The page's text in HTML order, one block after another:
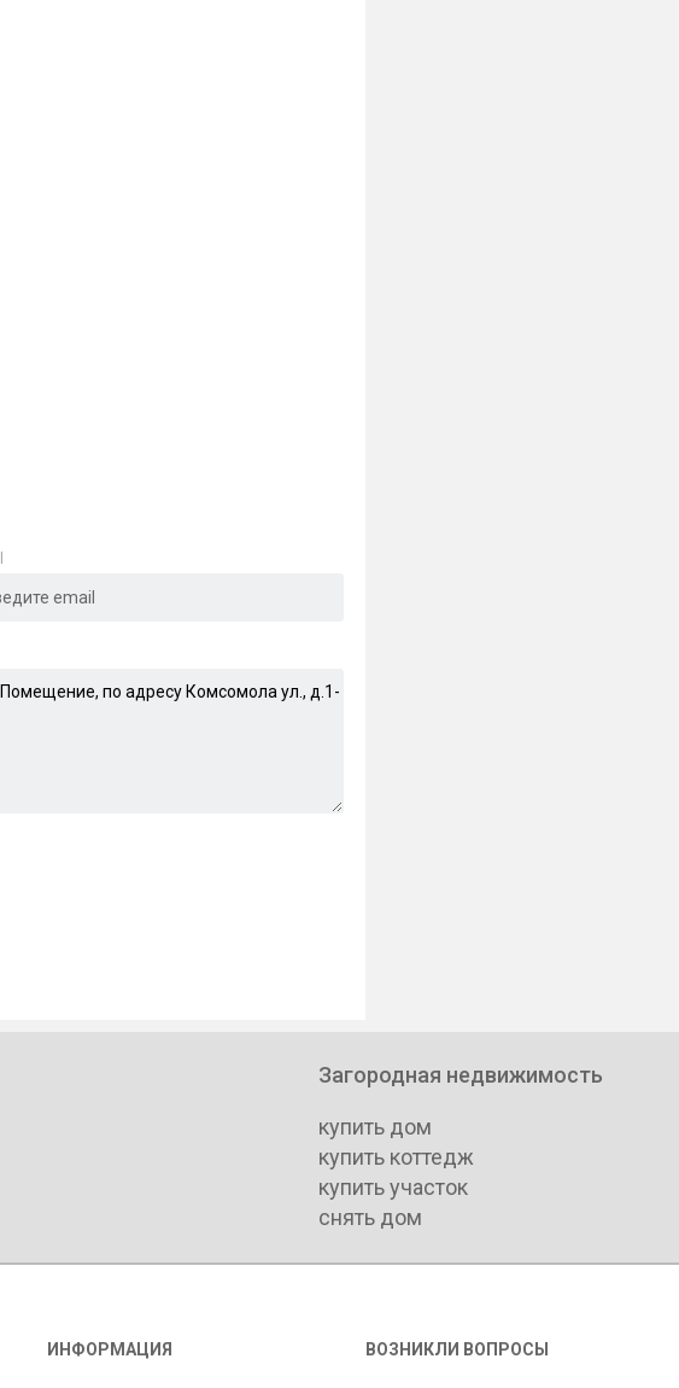
Загородная недвижимость
купить дом
купить коттедж
купить участок
снять дом
ИНФОРМАЦИЯ ВОЗНИКЛИ ВОПРОСЫ